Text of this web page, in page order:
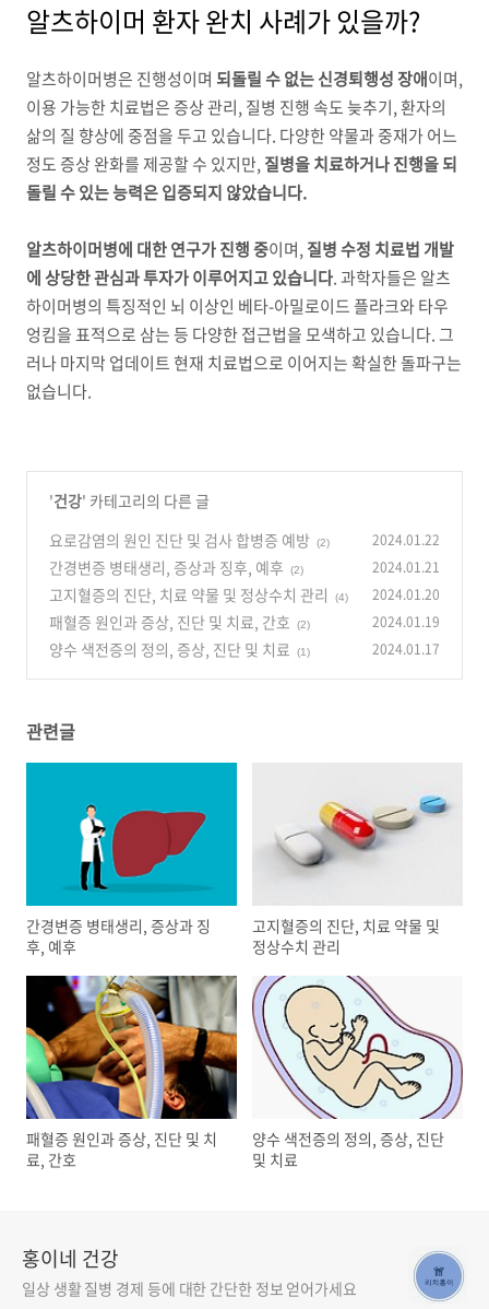
알츠하이머 환자 완치 사례가 있을까?
알츠하이머병은 진행성이며 되돌릴 수 없는 신경퇴행성 장애이며,
이용 가능한 치료법은 증상 관리, 질병 진행 속도 늦추기,환자의
삶의 질 향상에 중점을 두고 있습니다. 다양한 약물과 중재가 어느
정도 증상 완화를 제공할 수 있지만, 질병을 치료하거나 진행을 되
돌릴 수 있는 능력은 입증되지 않았습니다.
알츠하이머병에 대한 연구가 진행 중이며, 질병 수정 치료법 개발
에 상당한 관심과 투자가 이루어지고 있습니다.과학자들은 알츠
하이머병의 특징적인 뇌 이상인 베타-아밀로이드 플라크와 타우
엉킴을 표적으로 삼는 등 다양한 접근법을 모색하고 있습니다. 그
러나 마지막 업데이트 현재 치료법으로 이어지는 확실한 돌파구는
없습니다.
'건강' 카테고리의 다른 글
요로감염의 원인 진단 및 검사 합병증 예방 (2) 2024.01.22
간경변증 병태생리, 증상과 징후, 예후 (2) 2024.01.21
고지혈증의 진단, 치료 약물 및 정상수치 관리 (4) 2024.01.20
패혈증 원인과 증상, 진단 및 치료, 간호 (2) 2024.01.19
양수 색전증의 정의, 증상, 진단 및 치료 (1) 2024.01.17
관련글
간경변증 병태생리, 증상과 징
후, 예후
고지혈증의 진단, 치료 약물 및
정상수치 관리
패혈증 원인과 증상, 진단 및 치
료, 간호
양수 색전증의 정의, 증상, 진단
및 치료
홍이네 건강
일상 생활 질병 경제 등에 대한 간단한 정보 얻어가세요